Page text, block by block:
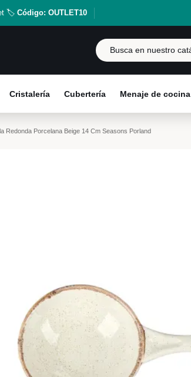
🏷️ Código: OUTLET10
Cristalería Cubertería Menaje de cocina
Redonda Porcelana Beige 14 Cm Seasons Porland